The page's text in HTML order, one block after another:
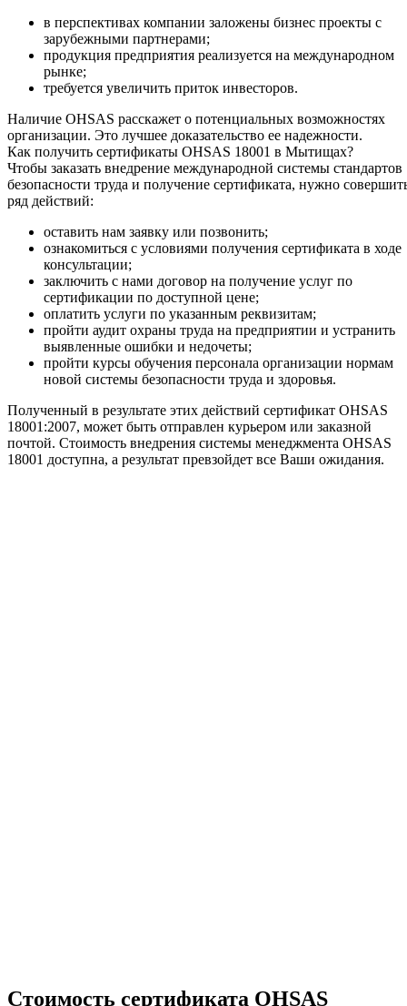
в перспективах компании заложены бизнес проекты с
зарубежными партнерами;
продукция предприятия реализуется на международном
рынке;
требуется увеличить приток инвесторов.
Наличие OHSAS расскажет о потенциальных возможностях
организации. Это лучшее доказательство ее надежности.
Как получить сертификаты OHSAS 18001 в Мытищах?
Чтобы заказать внедрение международной системы стандартов
безопасности труда и получение сертификата, нужно
ряд действий:
оставить нам заявку или позвонить;
ознакомиться с условиями получения сертификата в ходе
консультации;
заключить с нами договор на получение услуг по
сертификации по доступной цене;
оплатить услуги по указанным реквизитам;
пройти аудит охраны труда на предприятии и устранить
выявленные ошибки и недочеты;
пройти курсы обучения персонала организации нормам
новой системы безопасности труда и здоровья.
Полученный в результате этих действий сертификат OHSAS
18001:2007, может быть отправлен курьером или заказной
почтой. Стоимость внедрения системы менеджмента OHSAS
18001 доступна, а результат превзойдет все Ваши ожидания.
Стоимость сертификата OHSAS